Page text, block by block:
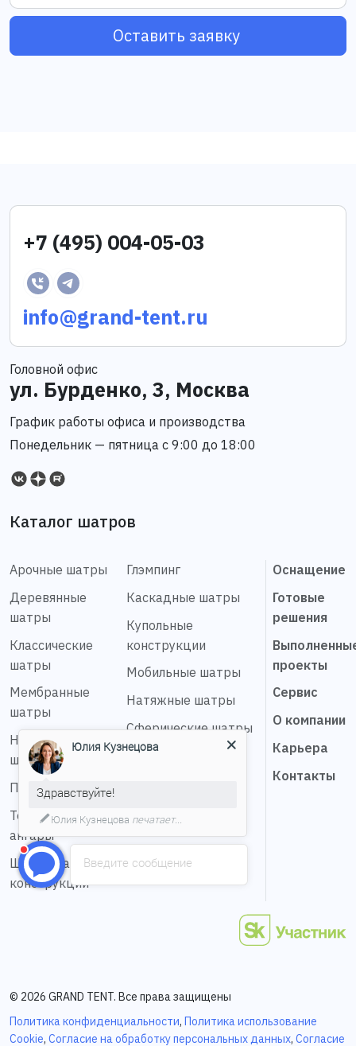
Оставить заявку
+7 (495) 004-05-03
info@grand-tent.ru
Головной офис
ул. Бурденко, 3, Москва
График работы офиса и производства
Понедельник — пятница с 9:00 до 18:00
Каталог шатров
Арочные шатры
Деревянные
шатры
Классические
шатры
Мембранные
шатры
Надувные
шатры
Пагода шатры
Тентовые
ангары
Шестигранные
конструкции
Глэмпинг
Каскадные шатры
Купольные
конструкции
Мобильные шатры
Натяжные шатры
Сферические шатры
Шатер звезда
Оснащение
Готовые
решения
проекты
Сервис
О компании
Карьера
Контакты
© 2026 GRAND TENT. Все права защищены
Политика конфиденциальности, Политика использование
Cookie, Согласие на обработку персональных данных, Согласие
Введите сообщение
Юлия Кузнецова
Здравствуйте!
Юлия Кузнецова печатает...